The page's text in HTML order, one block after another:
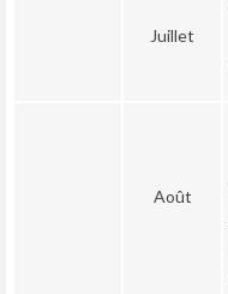
Juillet
Août